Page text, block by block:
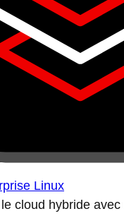
Linux
cloud hybride